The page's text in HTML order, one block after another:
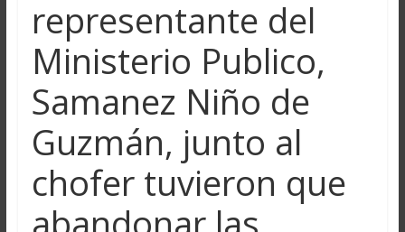
representante del
Ministerio Publico,
Samanez Niño de
Guzmán, junto al
chofer tuvieron que